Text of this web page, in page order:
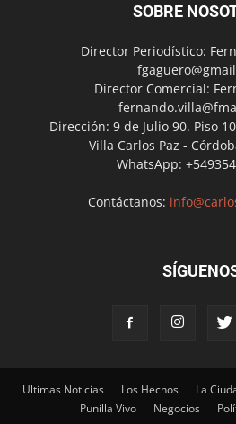
SOBRE
Director Periodístico:
Director Comercial:
Dirección: 9 de Julio 90. Piso
Villa Carlos Paz -
WhatsApp:
Contáctanos:
Ultimas Noticias Los Hechos La
Punilla Vivo
Negocios